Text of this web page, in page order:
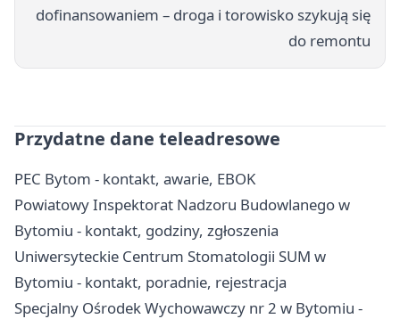
dofinansowaniem – droga i torowisko szykują się
do remontu
Przydatne dane teleadresowe
PEC Bytom - kontakt, awarie, EBOK
Powiatowy Inspektorat Nadzoru Budowlanego w
Bytomiu - kontakt, godziny, zgłoszenia
Uniwersyteckie Centrum Stomatologii SUM w
Bytomiu - kontakt, poradnie, rejestracja
Specjalny Ośrodek Wychowawczy nr 2 w Bytomiu -